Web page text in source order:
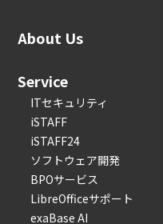
About Us
Service
ITセキュリティ
iSTAFF
iSTAFF24
ソフトウェア開発
BPOサービス
LibreOfficeサポート
exaBase AI